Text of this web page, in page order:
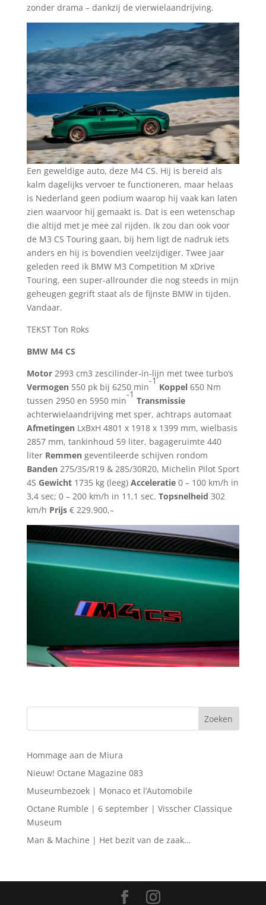
zonder drama – dankzij de vierwielaandrijving.
Een geweldige auto, deze M4 CS. Hij is bereid als
kalm dagelijks vervoer te functioneren, maar helaas
is Nederland geen podium waarop hij vaak kan laten
zien waarvoor hij gemaakt is. Dat is een wetenschap
die altijd met je mee zal rijden. Ik zou dan ook voor
de M3 CS Touring gaan, bij hem ligt de nadruk iets
anders en hij is bovendien veelzijdiger. Twee jaar
geleden reed ik BMW M3 Competition M xDrive
Touring, een super-allrounder die nog steeds in mijn
geheugen gegrift staat als de fijnste BMW in tijden.
Vandaar.
TEKST Ton Roks
BMW M4 CS
Motor2993 cm3 zescilinder-in-lijn met twee turbo’s
Vermogen550 pk bij 6250 min
-1
Koppel650 Nm
tussen 2950 en 5950 min
-1
Transmissie
achterwielaandrijving met sper, achtraps automaat
AfmetingenLxBxH 4801 x 1918 x 1399 mm, wielbasis
2857 mm, tankinhoud 59 liter, bagageruimte 440
liter Remmen geventileerde schijven rondom
Banden275/35/R19 & 285/30R20, Michelin Pilot Sport
4S Gewicht 1735 kg (leeg) Acceleratie0 – 100 km/h in
3,4 sec; 0 – 200 km/h in 11,1 sec. Topsnelheid 302
km/h Prijs€ 229.900,–
Hommage aan de Miura
Nieuw! Octane Magazine 083
Museumbezoek | Monaco et l’Automobile
Octane Rumble | 6 september | Visscher Classique
Museum
Man & Machine | Het bezit van de zaak…